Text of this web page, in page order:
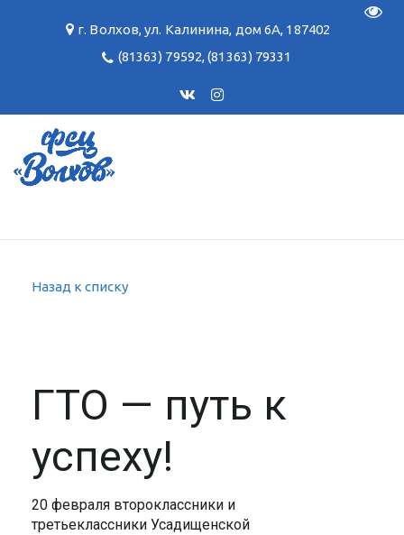
г. Волхов,ул. Калинина, дом 6А, 187402
(81363) 79592,(81363) 79331
Назад к списку
ГТО — путь к
успеху!
20 февраля второклассники и
третьеклассники Усадищенской